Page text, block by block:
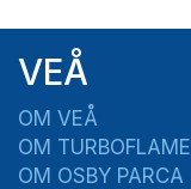
VEÅ
OM VEÅ
OM TURBOFLAME
OM OSBY PARCA